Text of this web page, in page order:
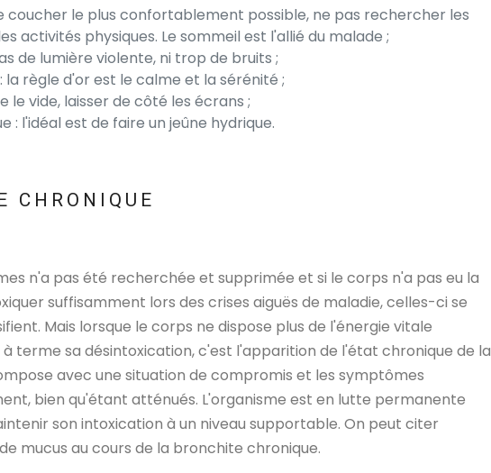
coucher le plus confortablement possible, ne pas rechercher les
activités physiques. Le sommeil est l'allié du malade ;
de lumière violente, ni trop de bruits ;
la règle d'or est le calme et la sérénité ;
le vide, laisser de côté les écrans ;
: l'idéal est de faire un jeûne hydrique.
CHRONIQUE
n'a pas été recherchée et supprimée et si le corps n'a pas eu la
suffisamment lors des crises aiguës de maladie, celles-ci se
Mais lorsque le corps ne dispose plus de l'énergie vitale
terme sa désintoxication, c'est l'apparition de l'état chronique de la
avec une situation de compromis et les symptômes
bien qu'étant atténués. L'organisme est en lutte permanente
son intoxication à un niveau supportable. On peut citer
mucus au cours de la bronchite chronique.